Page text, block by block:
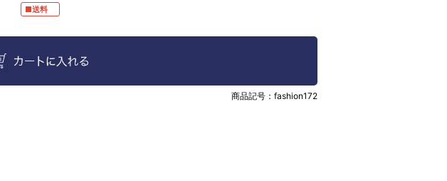
■送料
商品記号： fashion172